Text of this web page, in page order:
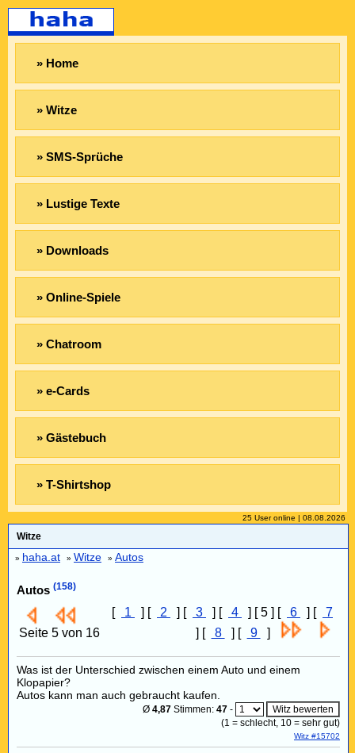
» Home
» Witze
» SMS-Sprüche
» Lustige Texte
» Downloads
» Online-Spiele
» Chatroom
» e-Cards
» Gästebuch
» T-Shirtshop
25 User online | 08.08.2026
Witze
» haha.at » Witze » Autos
Autos (158)
Seite 5 von 16
[ 1 ] [ 2 ] [ 3 ] [ 4 ] [ 5 ] [ 6 ] [
7
] [
8 ] [ 9 ]
Was ist der Unterschied zwischen einem Auto und einem
Klopapier?
Autos kann man auch gebraucht kaufen.
Ø 4,87 Stimmen: 47 -
(1 = schlecht, 10 = sehr gut)
Witz #15702